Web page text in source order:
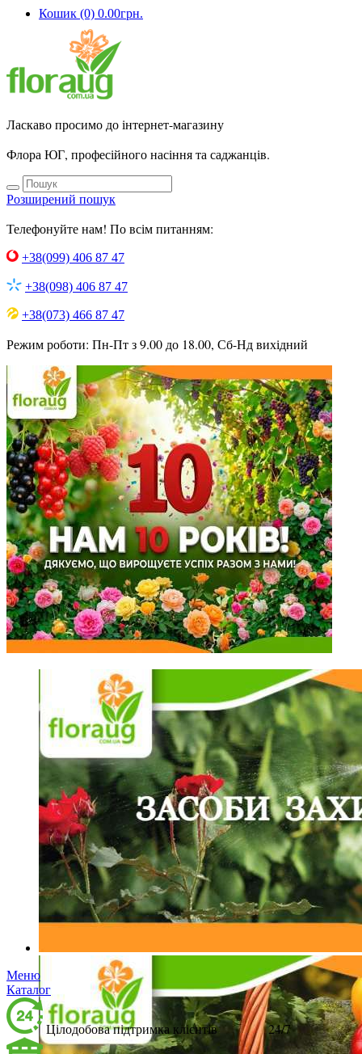
Кошик (0) 0.00грн.
Ласкаво просимо до інтернет-магазину
Флора ЮГ, професійного насіння та саджанців.
Розширений пошук
Телефонуйте нам! По всім питанням:
+38(099) 406 87 47
+38(098) 406 87 47
+38(073) 466 87 47
Режим роботи: Пн-Пт з 9.00 до 18.00, Сб-Нд вихідний
Меню
Каталог
Цілодобова підтримка клієнтів 24/7